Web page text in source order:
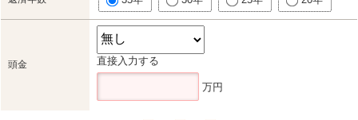
頭金 直接入力する
万円